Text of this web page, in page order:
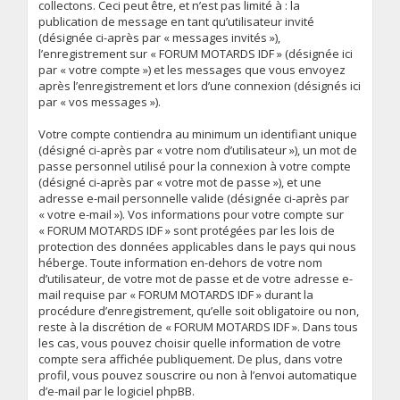
collectons. Ceci peut être, et n’est pas limité à : la
publication de message en tant qu’utilisateur invité
(désignée ci-après par « messages invités »),
l’enregistrement sur « FORUM MOTARDS IDF » (désignée ici
par « votre compte ») et les messages que vous envoyez
après l’enregistrement et lors d’une connexion (désignés ici
par « vos messages »).
Votre compte contiendra au minimum un identifiant unique
(désigné ci-après par « votre nom d’utilisateur »), un mot de
passe personnel utilisé pour la connexion à votre compte
(désigné ci-après par « votre mot de passe »), et une
adresse e-mail personnelle valide (désignée ci-après par
« votre e-mail »). Vos informations pour votre compte sur
« FORUM MOTARDS IDF » sont protégées par les lois de
protection des données applicables dans le pays qui nous
héberge. Toute information en-dehors de votre nom
d’utilisateur, de votre mot de passe et de votre adresse e-
mail requise par « FORUM MOTARDS IDF » durant la
procédure d’enregistrement, qu’elle soit obligatoire ou non,
reste à la discrétion de « FORUM MOTARDS IDF ». Dans tous
les cas, vous pouvez choisir quelle information de votre
compte sera affichée publiquement. De plus, dans votre
profil, vous pouvez souscrire ou non à l’envoi automatique
d’e-mail par le logiciel phpBB.